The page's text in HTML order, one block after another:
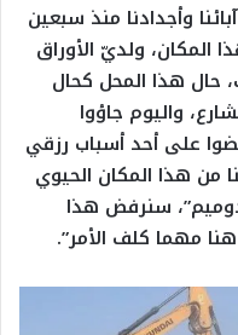
وأجدادنا منذ سبعين
المكان، ولديّ الأوراق
حال هذا المحل كحال
واليوم جاؤوا
على أحد أسباب رزقي
من هذا المكان الحيوي
سنرفض هذا
مهما كلف الأمر”.